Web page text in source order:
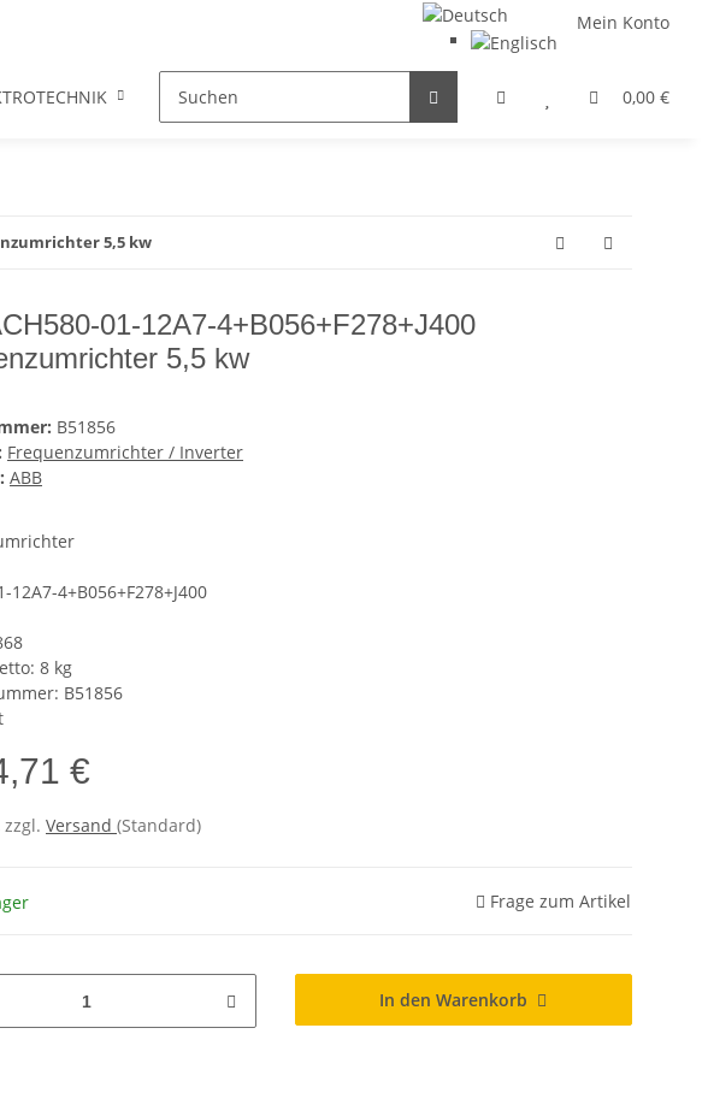
Mein Konto
0,00 €
FILTER / DROSSEL GETRIEBEMOTOREN HYDRAULIK
5,5 kw
01-12A7-4+B056+F278+J400
5,5 kw
B51856
Frequenzumrichter / Inverter
ABB
12A7-4+B056+F278+J400
8 kg
B51856
€
zzgl. Versand (Standard)
Frage zum Artikel
In den Warenkorb